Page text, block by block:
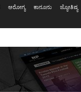
ಆರೋಗ್ಯ ಕಾನೂನು ಜ್ಯೋತಿಷ್ಯ